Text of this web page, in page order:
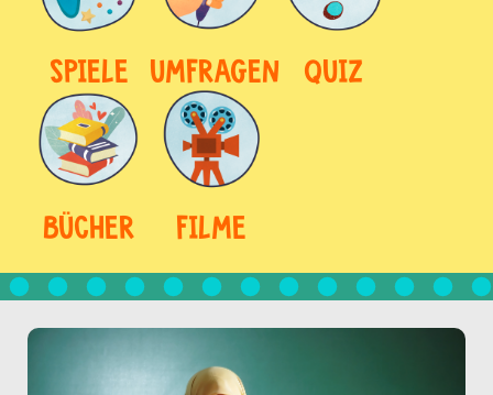
SPIELE UMFRAGEN QUIZ
BÜCHER FILME